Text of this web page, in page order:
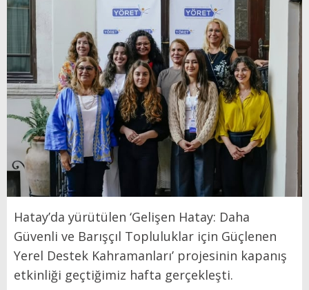
Hatay’da yürütülen ‘Gelişen Hatay: Daha
Güvenli ve Barışçıl Topluluklar için Güçlenen
Yerel Destek Kahramanları’ projesinin kapanış
etkinliği geçtiğimiz hafta gerçekleşti.